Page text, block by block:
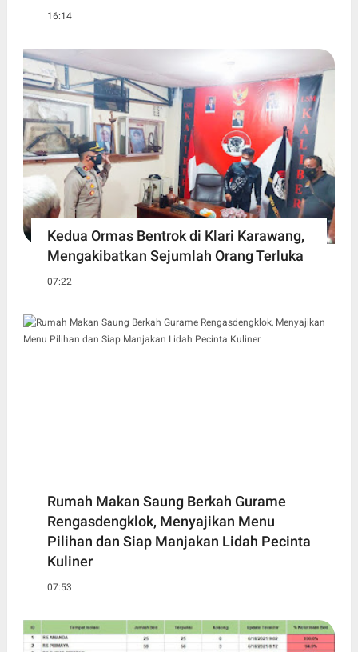
16:14
Kedua Ormas Bentrok di Klari Karawang,
Mengakibatkan Sejumlah Orang Terluka
07:22
Rumah Makan Saung Berkah Gurame
Rengasdengklok, Menyajikan Menu
Pilihan dan Siap Manjakan Lidah Pecinta
Kuliner
07:53